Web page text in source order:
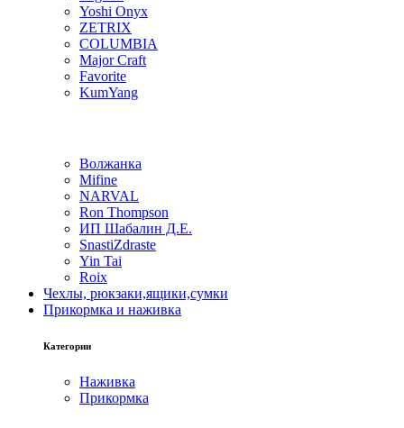
Yoshi Onyx
ZETRIX
COLUMBIA
Major Craft
Favorite
KumYang
Волжанка
Mifine
NARVAL
Ron Thompson
ИП Шабалин Д.Е.
SnastiZdraste
Yin Tai
Roix
Чехлы, рюкзаки,ящики,сумки
Прикормка и наживка
Категории
Наживка
Прикормка